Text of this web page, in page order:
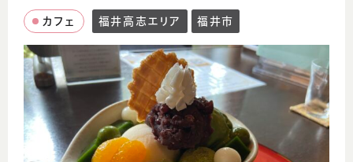
カフェ 福井高志エリア 福井市